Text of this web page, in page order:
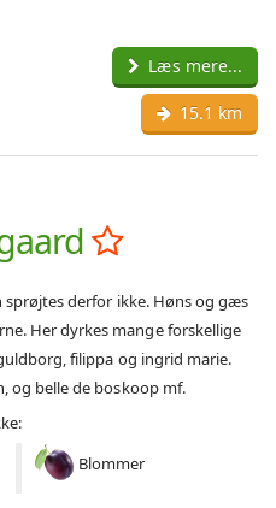
Læs mere...
15.1 km
derfor ikke. Høns og gæs
Her dyrkes mange forskellige
filippa og ingrid marie.
og belle de boskoop mf.
Blommer